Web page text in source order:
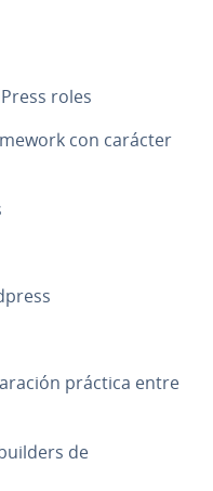
roles
con carácter
práctica entre
de